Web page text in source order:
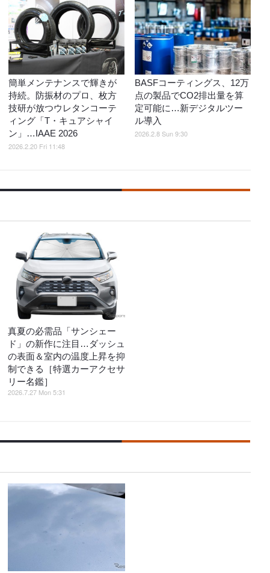
簡単メンテナンスで輝きが
持続。防振材のプロ、枚方
技研が放つウレタンコーテ
ィング「T・キュアシャイ
ン」…IAAE 2026
2026.2.20 Fri 11:48
BASFコーティングス、12万
点の製品でCO2排出量を算
定可能に…新デジタルツー
ル導入
2026.2.8 Sun 9:30
真夏の必需品「サンシェー
ド」の新作に注目…ダッシュ
の表面＆室内の温度上昇を抑
制できる［特選カーアクセサ
リー名鑑］
2026.7.27 Mon 5:31